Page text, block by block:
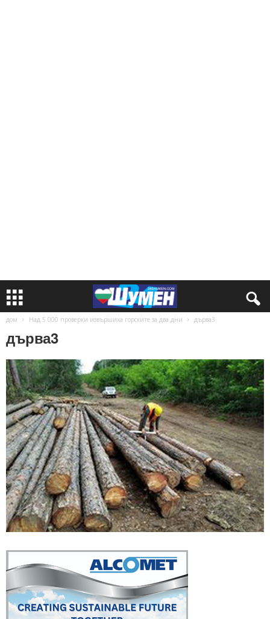
дом Над 5 000 проверки извършиха горските за два дни дърва3
дърва3